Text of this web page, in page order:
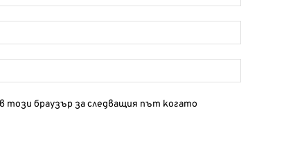
този браузър за следващия път когато